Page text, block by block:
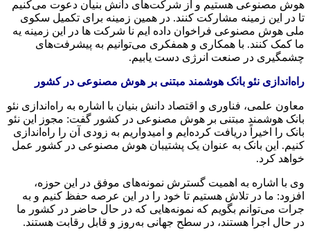
هوش مصنوعی هستیم و از شرکت‌های دانش بنیان دعوت می‌کنیم
تا در این زمینه مشارکت کنند. در همین زمینه برای تکمیل سکوی
ملی هوش مصنوعی فراخوان داده ایم نا شرکت ها در این زمینه یه
ما کمک کنند. با همکاری و همفکری می‌توانیم به پیشرفت‌های
چشمگیری در صنعت انرژی دست یابیم.
راه‌اندازی نئو بانک هوشمند مبتنی بر هوش مصنوعی در کشور
معاون علمی، فناوری و اقتصاد دانش بنیان با اشاره به راه‌اندازی نئو
بانک هوشمند مبتنی بر هوش مصنوعی در کشور گفت: مجوز این نئو
بانک را اخیراً دریافت کرده‌ایم و امیدواریم به زودی آن را راه‌اندازی
کنیم. این بانک به عنوان یک پشتیبان هوش مصنوعی در کشور عمل
خواهد کرد.
وی با اشاره به اهمیت گسترش نمونه‌های موفق در این حوزه،
افزود: ما در تلاش هستیم تا خود را در این عرصه حفظ کنیم و به
جرات می‌توانم بگویم که نمونه‌هایی که در حال حاضر در کشور ما
در حال اجرا هستند، در سطح جهانی به‌روز و قابل رقابت هستند.